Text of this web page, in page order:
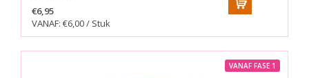
€6,95
VANAF: €6,00 / Stuk
VANAF FASE 1